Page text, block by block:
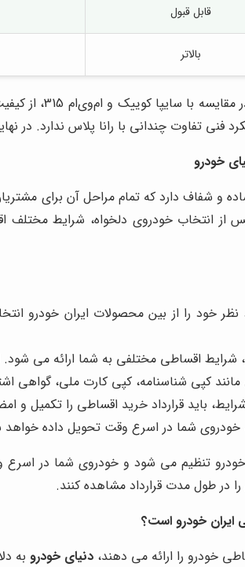
قابل قبول
بالاتر
با توجه به
خودرو
و شفاف دارد که تمام مراحل آن برای
انتخاب خودروی دلخواه، شرایط مختلف
نظر خود را از بین محصولات ایران خودرو
شرایط اقساطی مختلفی به شما ارائه می
مانند کپی شناسنامه، کپی کارت ملی، گواهی
باید قرارداد خرید اقساطی را تکمیل و
خودروی شما در اسرع وقت تحویل داده
خودرو تنظیم می شود و خودروی شما در
در طول مدت قرارداد مشاهده کنند.
ایران خودرو است؟
خودرو را ارائه می دهند، دنیای خودروبه